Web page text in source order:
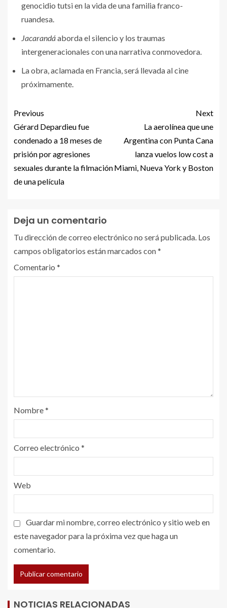
genocidio tutsi en la vida de una familia franco-
ruandesa.
Jacarandáaborda el silencio y los traumas
intergeneracionales con una narrativa conmovedora.
La obra, aclamada en Francia, será llevada al cine
próximamente.
Previous
Gérard Depardieu fue
condenado a 18 meses de
prisión por agresiones
sexuales durante la filmación
de una película
Next
La aerolínea que une
Argentina con Punta Cana
lanza vuelos low cost a
Miami, Nueva York y Boston
Deja un comentario
Tu dirección de correo electrónico no será publicada. Los
campos obligatorios están marcados con*
Comentario *
Nombre*
Correo electrónico *
Web
Guardar mi nombre, correo electrónico y sitio web en
este navegador para la próxima vez que haga un
comentario.
NOTICIAS RELACIONADAS